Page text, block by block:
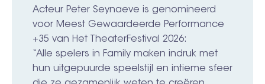
Acteur Peter Seynaeve is genomineerd
voor Meest Gewaardeerde Performance
+35 van Het TheaterFestival 2026:
“Alle spelers in Family maken indruk met
hun uitgepuurde speelstijl en intieme sfeer